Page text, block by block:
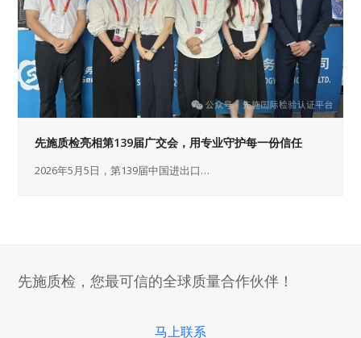
先施质检亮相第139届广交会，用专业守护每一份信任
2026年5月5日，第139届中国进出口…
先施质检，您最可信的全球质量合作伙伴！
马上联系